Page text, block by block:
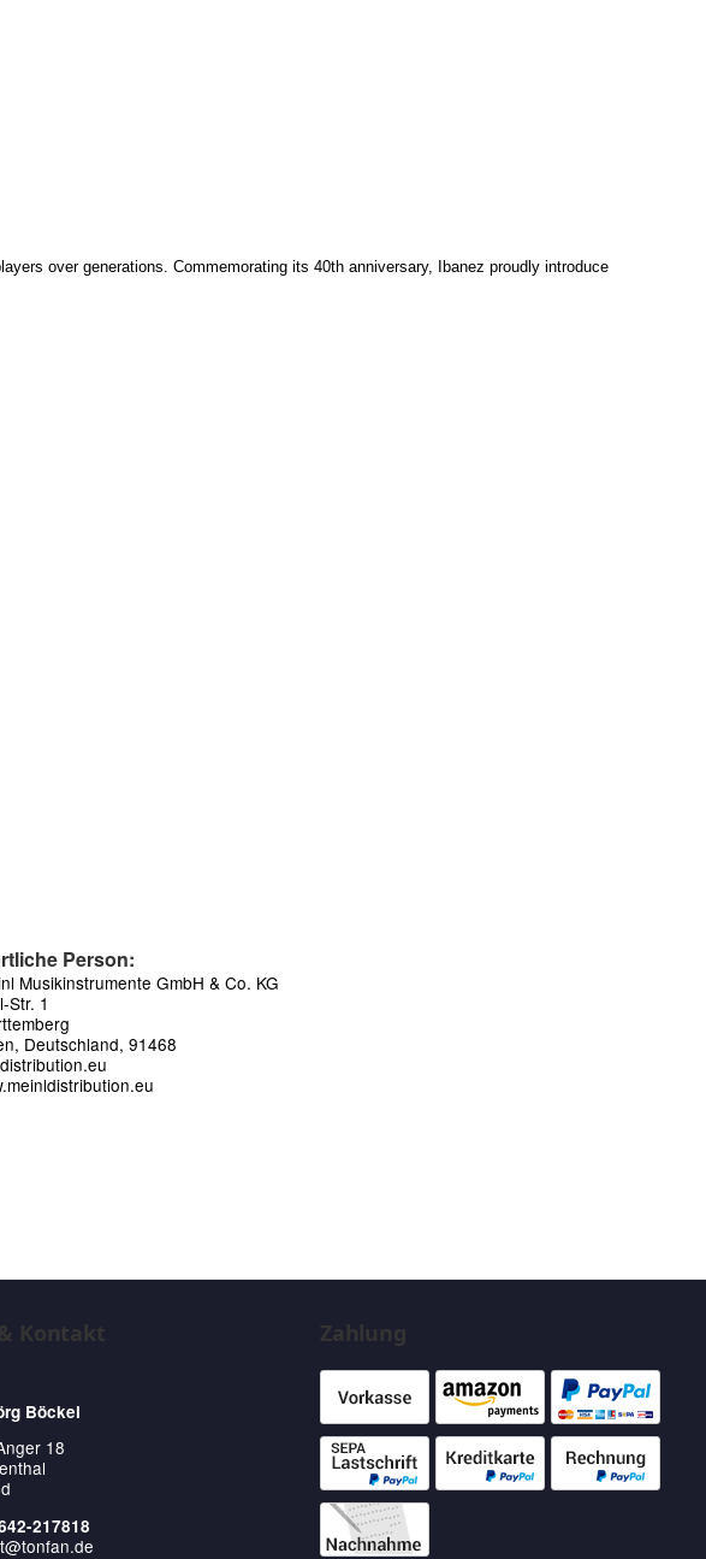
over generations. Commemorating its 40th anniversary, Ibanez proudly introduce
Person:
Musikinstrumente GmbH & Co. KG
Str. 1
Deutschland, 91468
Kontakt
Böckel
18
217818